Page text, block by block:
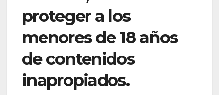
proteger a los
menores de 18 años
de contenidos
inapropiados.